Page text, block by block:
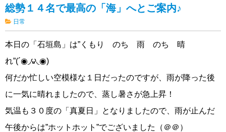
総勢１４名で最高の「海」へとご案内♪
日常
本日の「石垣島」は”くもり のち 雨 のち 晴
れ”(´◉◞౪◟◉)
何だか忙しい空模様な１日だったのですが、雨が降った後
に一気に晴れましたので、蒸し暑さが急上昇！
気温も３０度の「真夏日」となりましたので、雨が止んだ
午後からは”ホットホット”でございました（＠＠）